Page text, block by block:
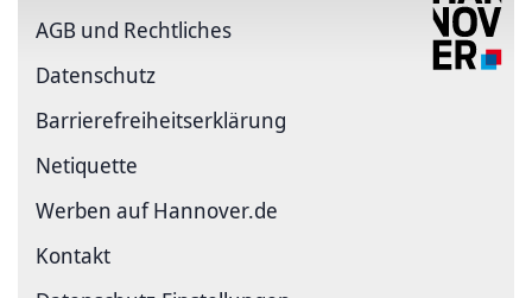
AGB und Rechtliches
Datenschutz
Barriere­freiheits­erklärung
Netiquette
Werben auf Hannover.de
Kontakt